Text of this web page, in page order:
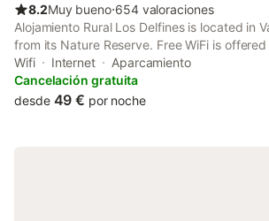
8.2Muy bueno⋅654 valoraciones
Alojamiento Rural Los Delfines is located in
from its Nature Reserve. Free WiFi is
property Alojamiento Rural Los Delfines
and apartments, all with air conditioning and
Wifi Internet
Aparcamiento
Cancelación gratuita
desde 49 € por noche